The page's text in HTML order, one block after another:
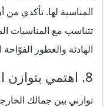
المناسبة لها. تأكدي
تتناسب مع المناسبات
الهادئة والعطور الفوّاحة
8. اهتمي بتوازن الجمال الخارجي والداخلي
توازني بين جمالك